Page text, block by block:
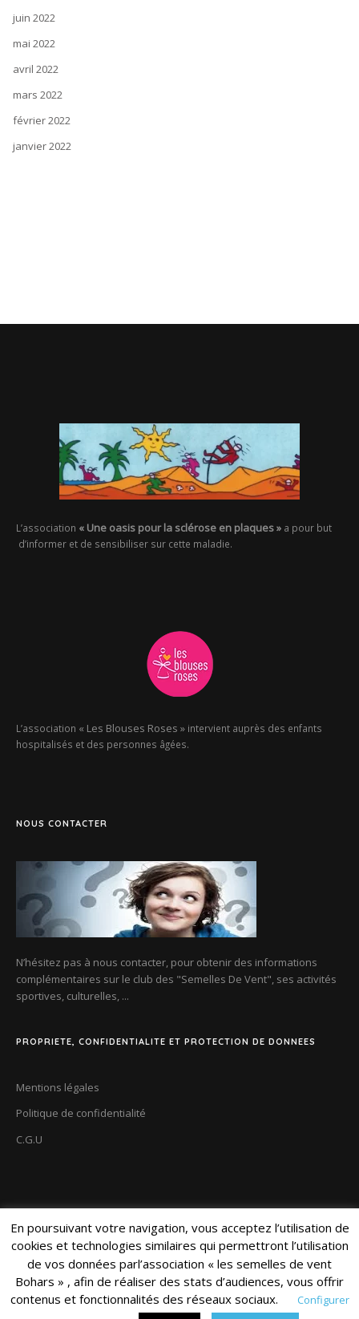
juin 2022
mai 2022
avril 2022
mars 2022
février 2022
janvier 2022
L’association « Une oasis pour la sclérose en plaques » a pour but
d’informer et de sensibiliser sur cette maladie.
L’association « Les Blouses Roses » intervient auprès des enfants
hospitalisés et des personnes âgées.
NOUS CONTACTER
N’hésitez pas à nous contacter, pour obtenir des informations
complémentaires sur le club des "Semelles De Vent", ses activités
sportives, culturelles, ...
PROPRIETE, CONFIDENTIALITE ET PROTECTION DE DONNEES
Mentions légales
Politique de confidentialité
C.G.U
Semelles de vent | RéalisationInternet Quimper© 2020
En poursuivant votre navigation, vous acceptez l’utilisation de
cookies et technologies similaires qui permettront l’utilisation
de vos données parl’association « les semelles de vent
Bohars » , afin de réaliser des stats d’audiences, vous offrir
contenus et fonctionnalités des réseaux sociaux.
Configurer